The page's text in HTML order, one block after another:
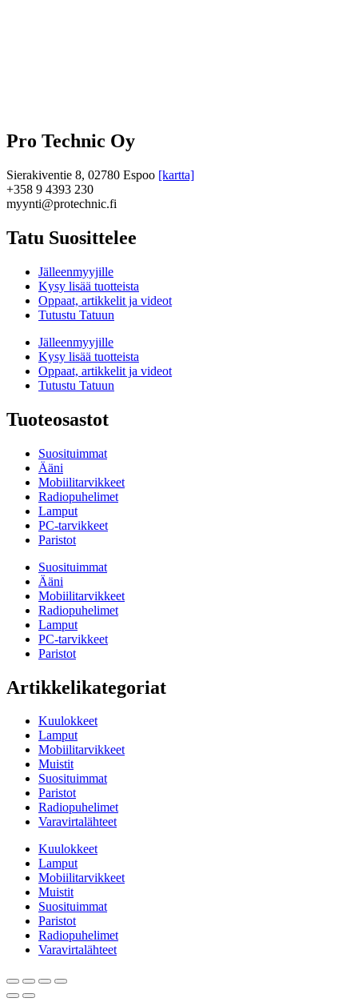
Pro Technic Oy
Sierakiventie 8, 02780 Espoo [kartta]
+358 9 4393 230
myynti@protechnic.fi
Tatu Suosittelee
Jälleenmyyjille
Kysy lisää tuotteista
Oppaat, artikkelit ja videot
Tutustu Tatuun
Jälleenmyyjille
Kysy lisää tuotteista
Oppaat, artikkelit ja videot
Tutustu Tatuun
Tuoteosastot
Suosituimmat
Ääni
Mobiilitarvikkeet
Radiopuhelimet
Lamput
PC-tarvikkeet
Paristot
Suosituimmat
Ääni
Mobiilitarvikkeet
Radiopuhelimet
Lamput
PC-tarvikkeet
Paristot
Artikkelikategoriat
Kuulokkeet
Lamput
Mobiilitarvikkeet
Muistit
Suosituimmat
Paristot
Radiopuhelimet
Varavirtalähteet
Kuulokkeet
Lamput
Mobiilitarvikkeet
Muistit
Suosituimmat
Paristot
Radiopuhelimet
Varavirtalähteet